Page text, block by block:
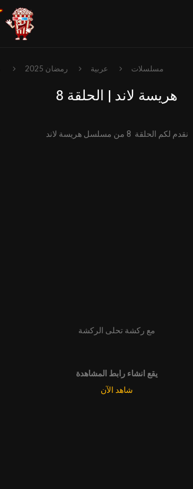
مسلسلات عربية رمضان 2025
هريسة لاند | الحلقة 8
نقدم لكم الحلقة 8 من مسلسل هريسة لاند
مع ركشة تحلى الركشة
يقع انشاء رابط المشاهدة
شاهد الآن